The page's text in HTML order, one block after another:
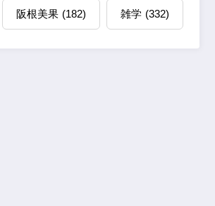
阪根美果 (182) 雑学 (332)